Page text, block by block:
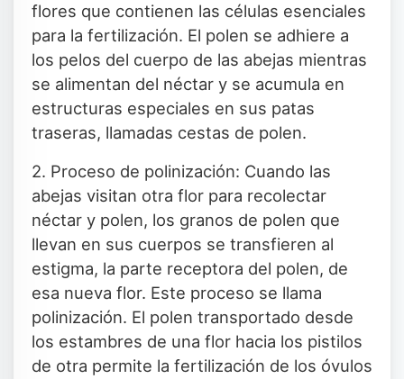
flores que contienen las células esenciales
para la fertilización. El polen se adhiere a
los pelos del cuerpo de las abejas mientras
se alimentan del néctar y se acumula en
estructuras especiales en sus patas
traseras, llamadas cestas de polen.
2. Proceso de polinización: Cuando las
abejas visitan otra flor para recolectar
néctar y polen, los granos de polen que
llevan en sus cuerpos se transfieren al
estigma, la parte receptora del polen, de
esa nueva flor. Este proceso se llama
polinización. El polen transportado desde
los estambres de una flor hacia los pistilos
de otra permite la fertilización de los óvulos